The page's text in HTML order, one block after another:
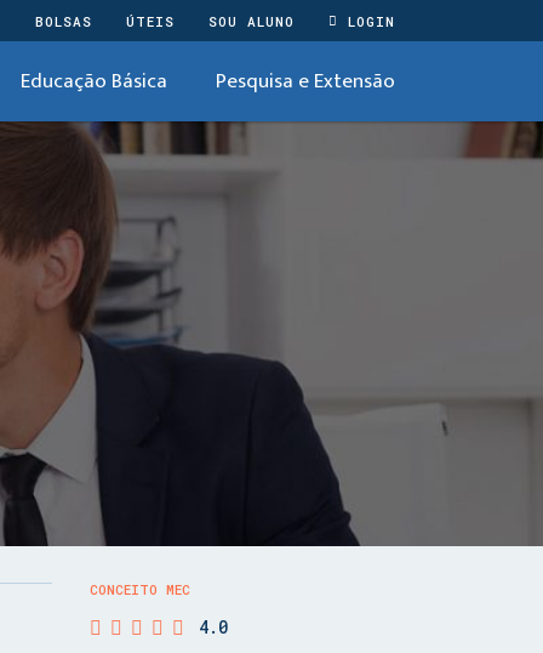
BOLSAS ÚTEIS SOU ALUNO LOGIN
Educação Básica Pesquisa e Extensão
CONCEITO MEC
4.0